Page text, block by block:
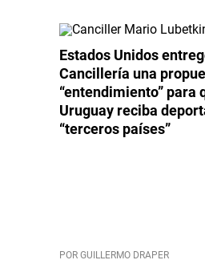
Estados Unidos
Cancillería una
“entendimiento” para
Uruguay reciba
“terceros países”
POR GUILLERMO DRAPER